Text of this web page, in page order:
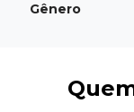
Gênero